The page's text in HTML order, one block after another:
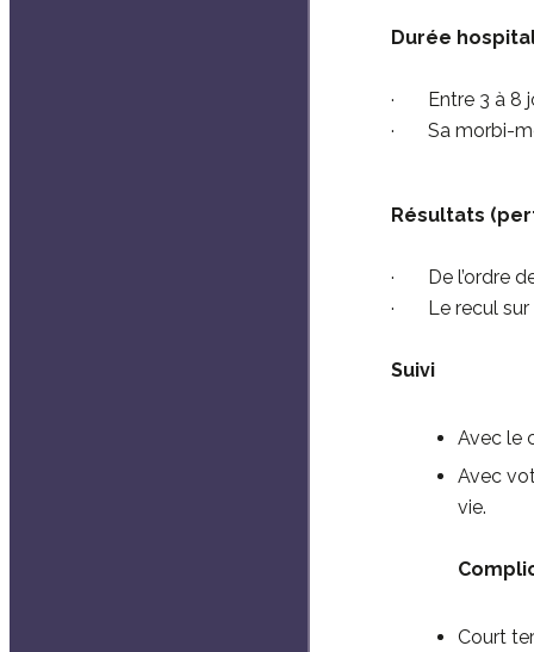
Résultats
· De l’ordre de
· Le recul sur
Suivi
Avec le
Avec
vie.
Court
Durée
· Entre 3 à 8
· Sa morbi-